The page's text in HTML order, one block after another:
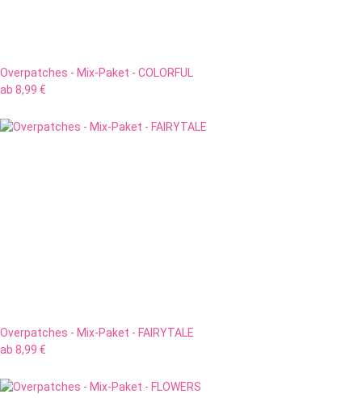
Overpatches - Mix-Paket - COLORFUL
ab 8,99 €
Overpatches - Mix-Paket - FAIRYTALE
ab 8,99 €